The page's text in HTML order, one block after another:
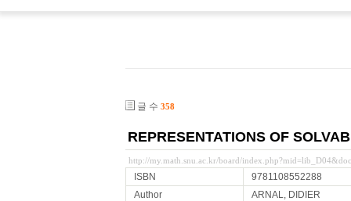
글 수 358
REPRESENTATIONS OF
http://my.math.snu.ac.kr/board/
ISBN
9781108552288
Author
ARNAL, DIDIER